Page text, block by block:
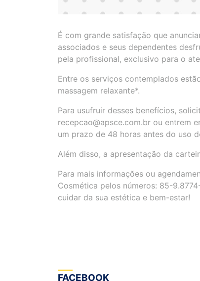
É com grande satisfação que
associados e seus dependentes
pela profissional, exclusivo para o
Entre os serviços contemplados
massagem relaxante*.
Para usufruir desses benefícios,
recepcao@apsce.com.br ou entrem
um prazo de 48 horas antes do uso
Além disso, a apresentação da
Para mais informações ou
Cosmética pelos números: 85-
cuidar da sua estética e bem-estar!
FACEBOOK